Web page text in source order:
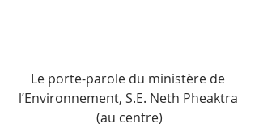
Le porte-parole du ministère de
l’Environnement, S.E. Neth Pheaktra
(au centre)